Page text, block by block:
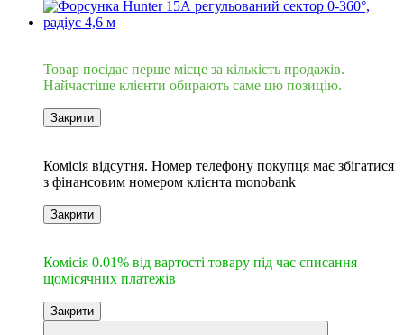
Товар посідає перше місце за кількість продажів.
Найчастіше клієнти обирають саме цю позицію.
Закрити
Комісія відсутня. Номер телефону покупця має збігатися
з фінансовим номером клієнта monobank
Закрити
Комісія 0.01% від вартості товару під час списання
щомісячних платежів
Закрити